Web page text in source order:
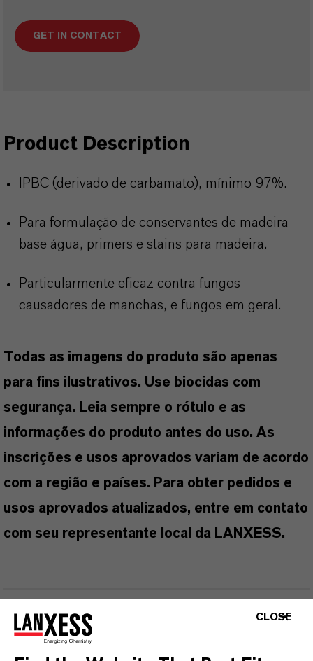
GET IN CONTACT
Product Description
IPBC (derivado de carbamato), mínimo 97%.
Para formulação de conservantes de madeira
base água, primers e stains para madeira.
Particularmente eficaz contra fungos
causadores de manchas, e fungos em geral.
Todas as imagens do produto são apenas
para fins ilustrativos. Use biocidas com
segurança. Leia sempre o rótulo e as
informações do produto antes do uso. As
inscrições e usos aprovados variam de acordo
com a região e países. Para obter pedidos e
usos aprovados atualizados, entre em contato
com seu representante local da LANXESS.
INFORMAÇÕES SOBRE O PRODUTO CLOSE